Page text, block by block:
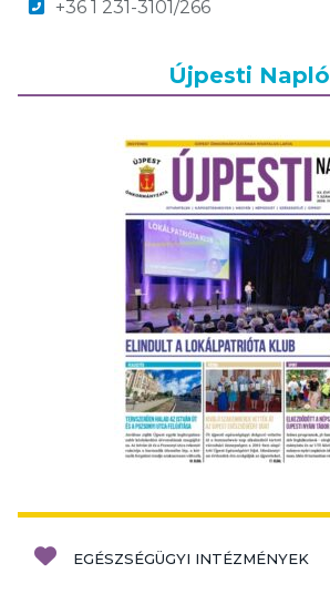
+36 1 231-3101/266
Újpesti Napló
EGÉSZSÉGÜGYI INTÉZMÉNYEK